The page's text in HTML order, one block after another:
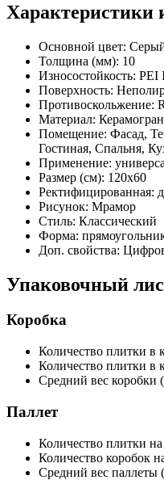
Характеристики
Основной цвет:
Толщина (мм): 10
Износостойкость: PEI
Поверхность:
Противоскольжение:
Материал:
Помещение: Фасад,
Гостиная, Спальня,
Применение:
Размер (см): 120x60
Ректифицированная:
Рисунок: Мрамор
Стиль: Классический
Форма:
Доп. свойства:
Упаковочный
Коробка
Количество плитки в
Количество плитки в
Средний вес коробки
Паллет
Количество плитки
Количество коробок
Средний вес паллеты